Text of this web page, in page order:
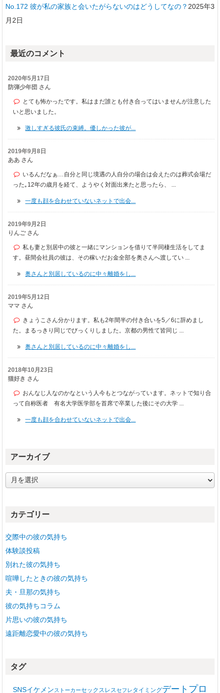
No.172 彼が私の家族と会いたがらないのはどうしてなの？2025年3
月2日
最近のコメント
2020年5月17日
防弾少年団 さん
とても怖かったです。私はまだ誰とも付き合ってはいませんが注意した
いと思いました。
激しすぎる彼氏の束縛。優しかった彼が...
2019年9月8日
ああ さん
いるんだなぁ…自分と同じ境遇の人自分の場合は会えたのは葬式会場だ
った｡12年の歳月を経て、ようやく対面出来たと思ったら、 ...
一度も顔を合わせていないネットで出会...
2019年9月2日
りんご さん
私も妻と別居中の彼と一緒にマンションを借りて半同棲生活をしてま
す。昼間会社員の彼は、その稼いだお金全部を奥さんへ渡してい ...
奥さんと別居しているのに中々離婚をし...
2019年5月12日
ママ さん
きょうこさん分かります。私も2年間半の付き合いを5／6に辞めまし
た。まるっきり同じでびっくりしました。京都の男性て皆同じ ...
奥さんと別居しているのに中々離婚をし...
2018年10月23日
猫好き さん
おんなじ人なのかなという人今もとつながっています。ネットで知り合
って自称医者 有名大学医学部を首席で卒業した後にその大学 ...
一度も顔を合わせていないネットで出会...
アーカイブ
ー
ブカテゴリー
交際中の彼の気持ち
体験談投稿
別れた彼の気持ち
喧嘩したときの彼の気持ち
夫・旦那の気持ち
彼の気持ちコラム
片思いの彼の気持ち
遠距離恋愛中の彼の気持ち
タグ
SNSイケメンストーカーセックスレスセフレタイミングデート プロ